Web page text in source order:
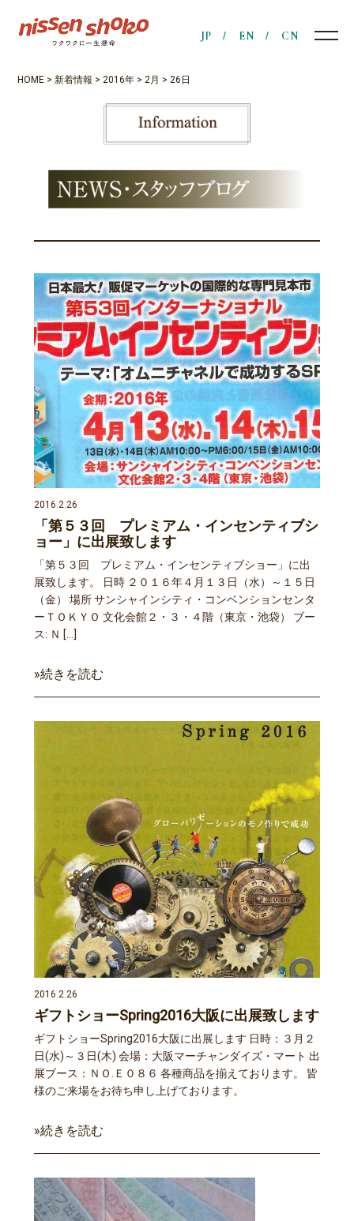
JP EN CN
HOME >新着情報 >2016年 >2月 >26日
2016.2.26
「第５３回 プレミアム・インセンティブシ
ョー」に出展致します
「第５３回 プレミアム・インセンティブショー」に出
展致します。 日時 ２０１６年４月１３日（水）～１５日
（金） 場所 サンシャインシティ・コンベンションセンタ
ーＴＯＫＹＯ 文化会館２・３・４階（東京・池袋） ブー
ス: Ｎ […]
»続きを読む
2016.2.26
ギフトショーSpring2016大阪に出展致します
ギフトショーSpring2016大阪に出展します 日時：３月２
日(水)～３日(木) 会場：大阪マーチャンダイズ・マート 出
展ブース：ＮＯ.Ｅ０８６ 各種商品を揃えております。 皆
様のご来場をお待ち申し上げております。
»続きを読む